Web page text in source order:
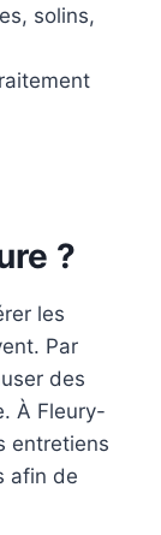
solins,
?
les
Par
des
À Fleury-
entretiens
afin de